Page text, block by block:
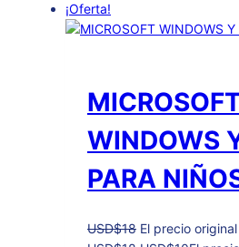
¡Oferta!
WINDOWS
PARA
USD$18 El precio